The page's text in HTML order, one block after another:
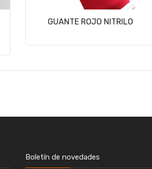
GUANTE ROJO NITRILO
Boletín de novedades